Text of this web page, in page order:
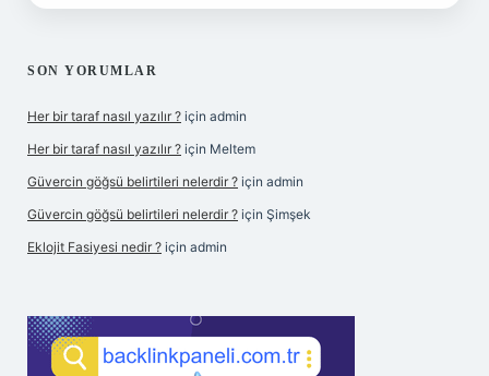
SON YORUMLAR
Her bir taraf nasıl yazılır ? için admin
Her bir taraf nasıl yazılır ? için Meltem
Güvercin göğsü belirtileri nelerdir ? için admin
Güvercin göğsü belirtileri nelerdir ? için Şimşek
Eklojit Fasiyesi nedir ? için admin